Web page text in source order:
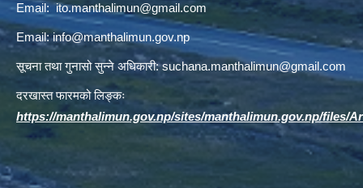
Email:ito.manthalimun@gmail.com
Email:info@manthalimun.gov.np
सूचना तथा गुनासो सुन्ने अधिकारी:suchana.manthalimun@gmail.com
दरखास्त फारमको लिङ्कः
https://manthalimun.gov.np/sites/manthalimun.gov.np/files/